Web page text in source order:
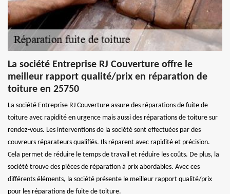
La société Entreprise RJ Couverture offre le
meilleur rapport qualité/prix en réparation de
toiture en 25750
La société Entreprise RJ Couverture assure des réparations de fuite de
toiture avec rapidité en urgence mais aussi des réparations de toiture sur
rendez-vous. Les interventions de la société sont effectuées par des
couvreurs réparateurs qualifiés. Ils réparent avec rapidité et précision.
Cela permet de réduire le temps de travail et réduire les coûts. De plus, la
société trouve des pièces de réparation à prix abordables. Avec ces
différents éléments, la société présente le meilleur rapport qualité/prix
pour les réparations de fuite de toiture.